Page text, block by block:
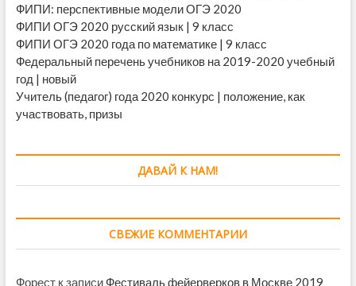
ФИПИ: перспективные модели ОГЭ 2020
ФИПИ ОГЭ 2020 русский язык | 9 класс
ФИПИ ОГЭ 2020 года по математике | 9 класс
Федеральный перечень учебников на 2019-2020 учебный
год | новый
Учитель (педагог) года 2020 конкурс | положение, как
участвовать, призы
ДАВАЙ К НАМ!
СВЕЖИЕ КОММЕНТАРИИ
Форестк записи Фестиваль фейерверков в Москве 2019